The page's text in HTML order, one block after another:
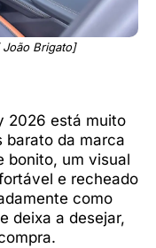
Brigato]
2026 está muito
barato da marca
bonito, um visual
e recheado
como
deixa a desejar,